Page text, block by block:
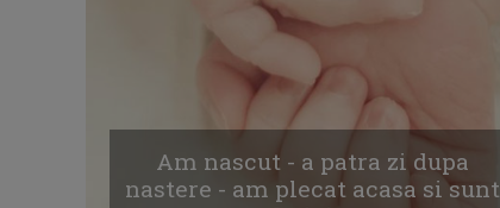
Am nascut - a patra zi dupa
nastere - am plecat acasa si sunt